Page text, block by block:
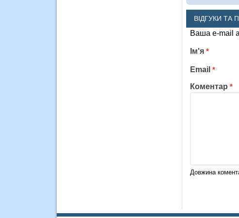
ВІДГУКИ ТА
Ваша e-mail
Коментар *
Довжина
Ім'я *
Email *